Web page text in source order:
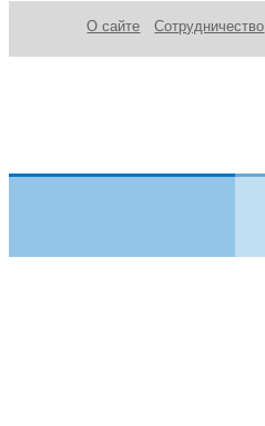
О сайте Сотрудничество